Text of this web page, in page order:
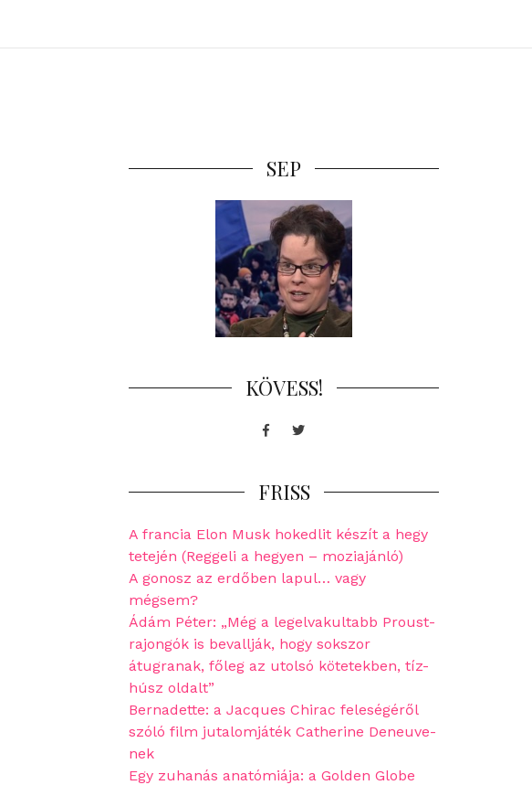
SEP
KÖVESS!
FacebookTwitter
FRISS
A francia Elon Musk hokedlit készít a hegy
tetején (Reggeli a hegyen – moziajánló)
A gonosz az erdőben lapul… vagy
mégsem?
Ádám Péter: „Még a legelvakultabb Proust-
rajongók is bevallják, hogy sokszor
átugranak, főleg az utolsó kötetekben, tíz-
húsz oldalt”
Bernadette: a Jacques Chirac feleségéről
szóló film jutalomjáték Catherine Deneuve-
nek
Egy zuhanás anatómiája: a Golden Globe